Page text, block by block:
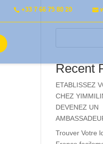
+33 7 66 75 80 20
Recent
ETABLISSEZ
CHEZ
DEVENEZ UN
Trouver Votre